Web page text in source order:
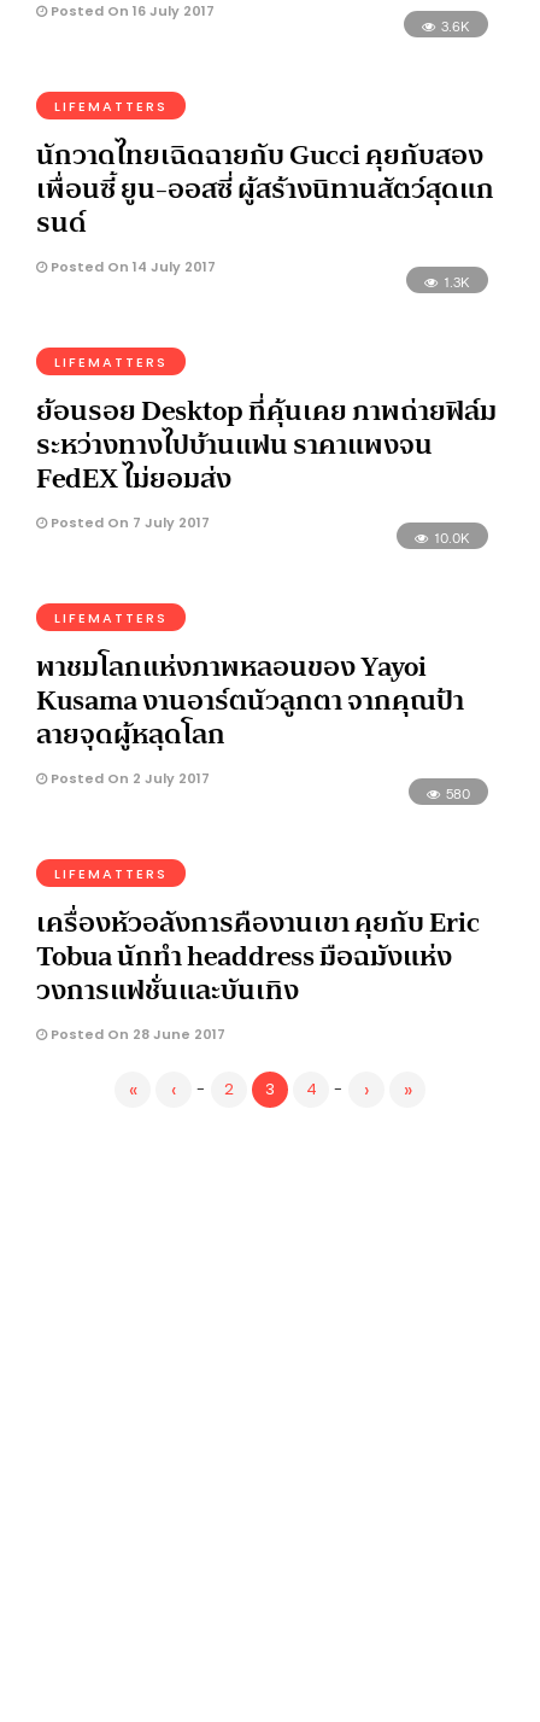
Posted On 16 July 2017
3.6K
LIFEMATTERS
นักวาดไทยเฉิดฉายกับ Gucci คุยกับสอง
เพื่อนซี้ ยูน-ออสซี่ ผู้สร้างนิทานสัตว์สุดแก
รนด์
Posted On 14 July 2017
1.3K
LIFEMATTERS
ย้อนรอย Desktop ที่คุ้นเคย ภาพถ่ายฟิล์ม
ระหว่างทางไปบ้านแฟน ราคาแพงจน
FedEX ไม่ยอมส่ง
Posted On 7 July 2017
10.0K
LIFEMATTERS
พาชมโลกแห่งภาพหลอนของ Yayoi
Kusama งานอาร์ตนัวลูกตา จากคุณป้า
ลายจุดผู้หลุดโลก
Posted On 2 July 2017
580
LIFEMATTERS
เครื่องหัวอลังการคืองานเขา คุยกับ Eric
Tobua นักทำ headdress มือฉมังแห่ง
วงการแฟชั่นและบันเทิง
Posted On 28 June 2017
« ‹ - 2 3 4 - › »